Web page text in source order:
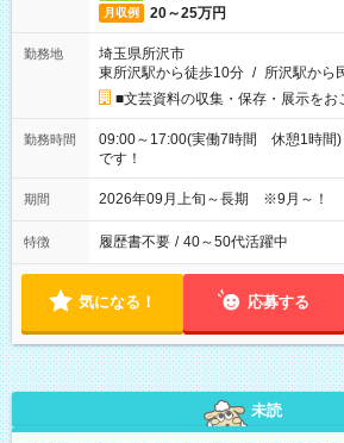
月収例 20～25万円
勤務地
埼玉県所沢市
東所沢駅から徒歩10分 / 所沢駅から
■文芸資料の収集・保存・展示をお
勤務時間
09:00～17:00(実働7時間 休憩1時間
です！
期間 2026年09月上旬～長期 ※9月～！
特徴 履歴書不要 / 40～50代活躍中
気になる！ 応募する
未読